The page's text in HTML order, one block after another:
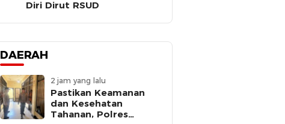
Diri Dirut RSUD
DAERAH
2 jam yang lalu
Pastikan Keamanan
dan Kesehatan
Tahanan, Polres